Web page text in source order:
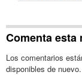
Comenta esta
Los comentarios
disponibles de nuevo.